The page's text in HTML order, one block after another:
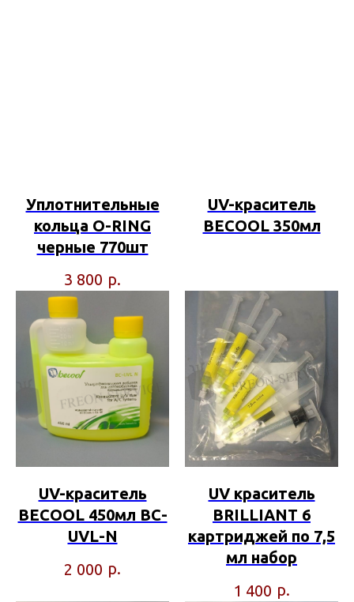
Уплотнительные
кольца O-RING
черные 770шт
3 800 р.
UV-краситель
BECOOL 350мл
UV-краситель
BECOOL 450мл BC-
UVL-N
2 000 р.
UV краситель
BRILLIANT 6
картриджей по 7,5
мл набор
1 400 р.